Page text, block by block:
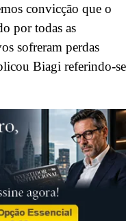
convicção que o
por todas as
sofreram perdas
Biagi referindo-se